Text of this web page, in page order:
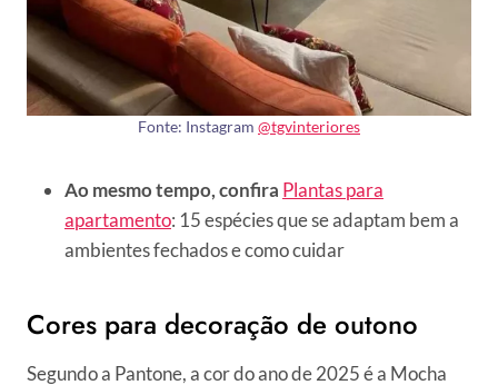
Fonte: Instagram @tgvinteriores
Ao mesmo tempo, confira Plantas para
apartamento: 15 espécies que se adaptam bem a
ambientes fechados e como cuidar
Cores para decoração de outono
Segundo a Pantone, a cor do ano de 2025 é a Mocha